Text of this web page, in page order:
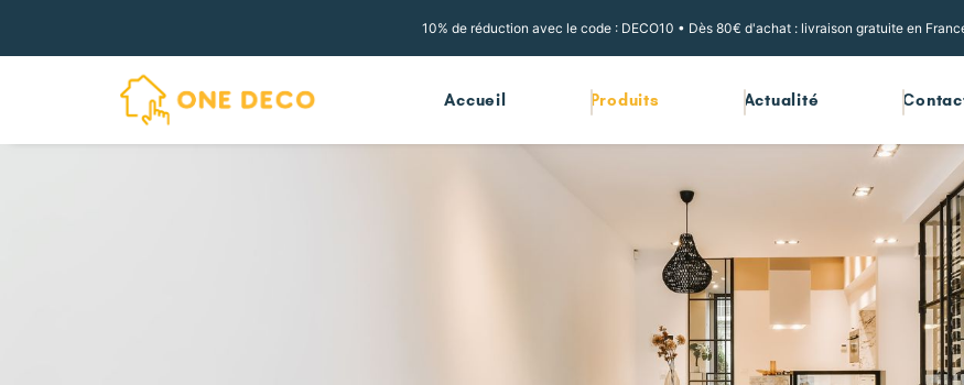
10% de réduction avec le code : DECO10 • Dès 80€ d'achat : livraison gratuite en
Accueil Produits Actualité